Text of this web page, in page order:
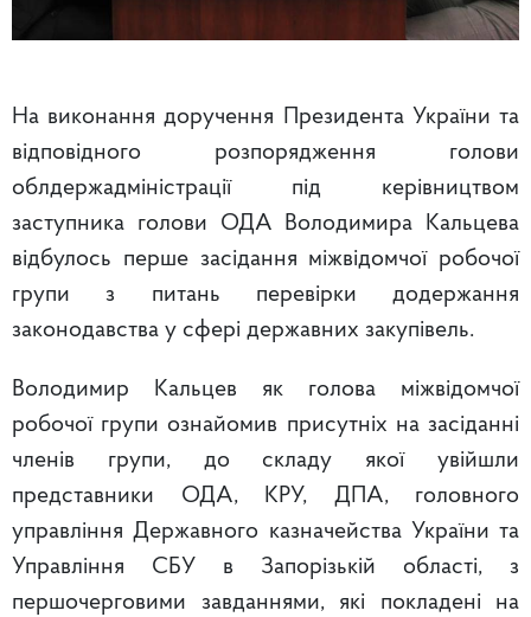
На виконання доручення Президента України та
відповідного розпорядження голови
облдержадміністрації під керівництвом
заступника голови ОДА Володимира Кальцева
відбулось перше засідання міжвідомчої робочої
групи з питань перевірки додержання
законодавства у сфері державних закупівель.
Володимир Кальцев як голова міжвідомчої
робочої групи ознайомив присутніх на засіданні
членів групи, до складу якої увійшли
представники ОДА, КРУ, ДПА, головного
управління Державного казначейства України та
Управління СБУ в Запорізькій області, з
першочерговими завданнями, які покладені на